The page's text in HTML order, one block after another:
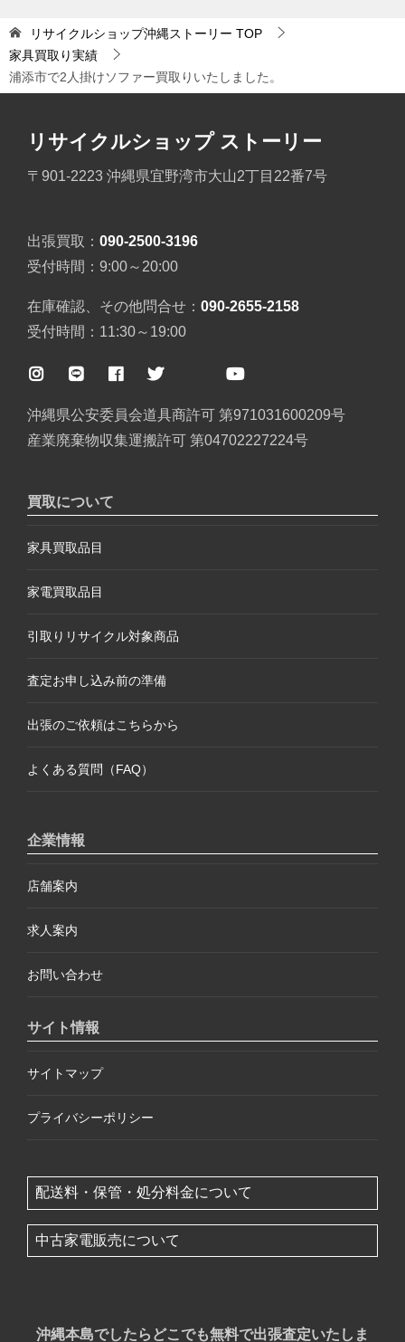
リサイクルショップ沖縄ストーリー TOP
家具買取り実績
浦添市で2人掛けソファー買取りいたしました。
リサイクルショップ ストーリー
〒901-2223 沖縄県宜野湾市大山2丁目22番7号
出張買取： 090-2500-3196
受付時間：9:00～20:00
在庫確認、その他問合せ： 090-2655-2158
受付時間：11:30～19:00
沖縄県公安委員会道具商許可 第971031600209号
産業廃棄物収集運搬許可 第04702227224号
買取について
家具買取品目
家電買取品目
引取りリサイクル対象商品
査定お申し込み前の準備
出張のご依頼はこちらから
よくある質問（FAQ）
企業情報
店舗案内
求人案内
お問い合わせ
サイト情報
サイトマップ
プライバシーポリシー
配送料・保管・処分料金について
中古家電販売について
沖縄本島でしたらどこでも無料で出張査定いたしま